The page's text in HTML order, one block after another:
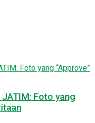
Foto yang